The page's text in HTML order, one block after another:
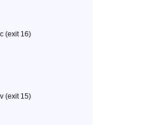
(exit 16)
(exit 15)